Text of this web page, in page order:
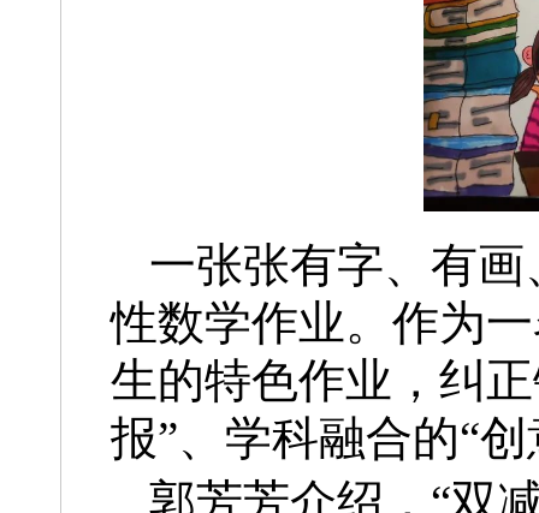
一张张有字、有
性数学作业。作为
生的特色作业，纠
报”、学科融合的“
郭芳芳介绍，“双